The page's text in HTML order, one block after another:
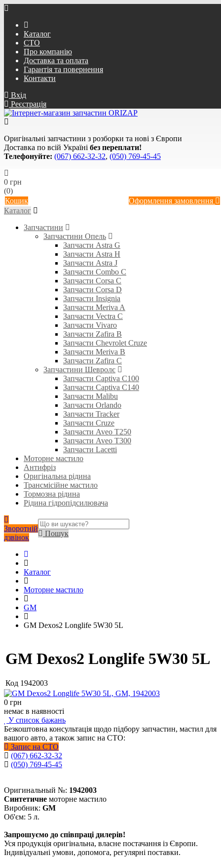
Каталог
СТО
Про компанію
Доставка та оплата
Гарантія та повернення
Контакти
Вхід
Реєстрація
Оригінальні запчастини з розборки та нові з Європи
Доставка по всій Україні без переплати!
Телефонуйте: (067) 662-32-32, (050) 769-45-45
0 грн
(0)
Кошик
Оформлення замовлення
Каталог
Запчастини
Запчастини Опель
Запчасти Astra G
Запчасти Astra H
Запчасти Astra J
Запчасти Combo C
Запчасти Corsa C
Запчасти Corsa D
Запчасти Insignia
Запчасти Meriva A
Запчасти Vectra C
Запчасти Vivaro
Запчасти Zafira B
Запчасти Chevrolet Cruze
Запчасти Meriva B
Запчасти Zafira C
Запчастини Шевролє
Запчасти Captiva C100
Запчасти Captiva C140
Запчасти Malibu
Запчасти Orlando
Запчасти Tracker
Запчасти Cruze
Запчасти Aveo T250
Запчасти Aveo T300
Запчасти Lacetti
Моторне мастило
Антифріз
Оригінальна рідина
Трансмісійне мастило
Тормозна рідина
Рідина гідропідсилювача
Зворотній
дзвінок
Пошук
Каталог
Моторне мастило
GM
GM Dexos2 Longlife 5W30 5L
GM Dexos2 Longlife 5W30 5L
Код 1942003
0 грн
немає в наявності
У список бажань
Безкоштовна консультація щодо підбору запчастин, мастил для
вашого авто, а також запис на СТО:
Запис на СТО
(067) 662-32-32
(050) 769-45-45
Оригинальный №: 1942003
Синтетичне моторне мастило
Виробник: GM
Об'єм: 5 л.
Запрошуємо до співпраці дилерів!
Уся продукція оригінальна, власне постачання із Європи.
Індивідуальні умови, допомога, регулярні поставки.